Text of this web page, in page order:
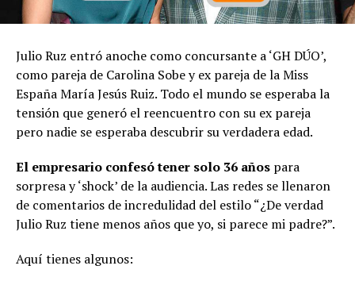
Julio Ruz entró anoche como concursante a ‘GH DÚO’,
como pareja de Carolina Sobe y ex pareja de la Miss
España María Jesús Ruiz. Todo el mundo se esperaba la
tensión que generó el reencuentro con su ex pareja
pero nadie se esperaba descubrir su verdadera edad.
El empresario confesó tener solo 36 años para
sorpresa y ‘shock’ de la audiencia. Las redes se llenaron
de comentarios de incredulidad del estilo “¿De verdad
Julio Ruz tiene menos años que yo, si parece mi padre?”.
Aquí tienes algunos: